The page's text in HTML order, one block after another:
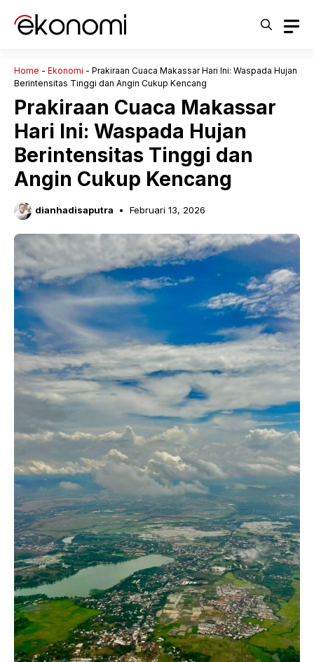
Home - Ekonomi - Prakiraan Cuaca Makassar Hari Ini: Waspada Hujan
Berintensitas Tinggi dan Angin Cukup Kencang
Prakiraan Cuaca Makassar
Hari Ini: Waspada Hujan
Berintensitas Tinggi dan
Angin Cukup Kencang
dianhadisaputra Februari 13, 2026